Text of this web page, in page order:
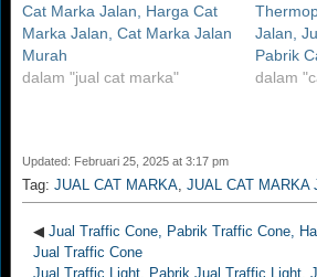
Cat Marka Jalan, Harga Cat
Marka Jalan, Cat Marka Jalan
Murah
dalam "jual cat marka"
Jalan,
Pabrik
dalam
Updated: Februari 25, 2025 at 3:17 pm
Tag: JUAL CAT MARKA JUAL CAT MARKA
◀ Jual Traffic Cone, Pabrik Traffic Cone,
Jual Traffic Cone
Jual Traffic Light, Pabrik Jual Traffic Light,